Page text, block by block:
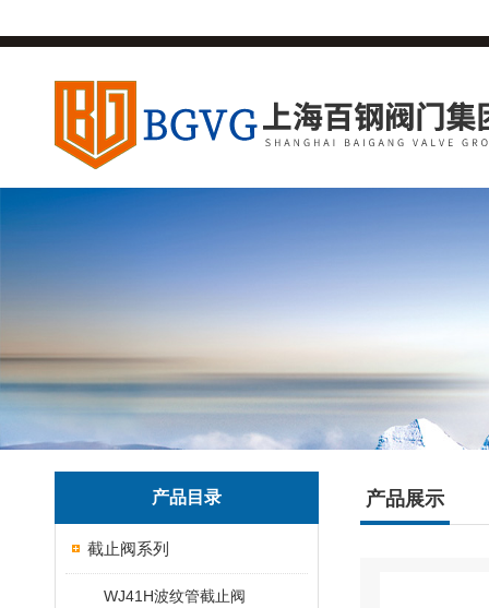
产品目录
截止阀系列
WJ41H波纹管截止阀
产品展示